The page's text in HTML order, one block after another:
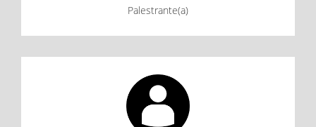
Palestrante(a)
Helio Soares de Aguilar Junior
Minicurso: Introdução à programação e robótica com o
Arduino